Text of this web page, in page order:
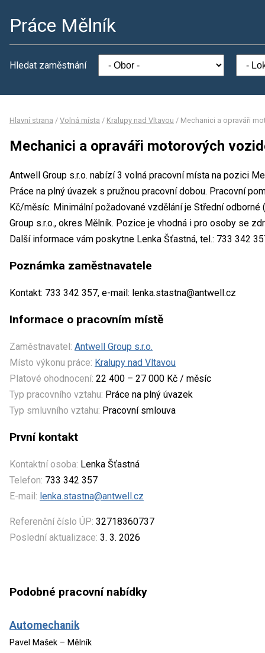
Práce Mělník
Hledat zaměstnání
Hlavní strana / Volná místa / Kralupy nad Vltavou / Mechanici a opraváři
Mechanici a opraváři motorových
Antwell Group s.r.o. nabízí 3 volná pracovní místa na pozici
Práce na plný úvazek s pružnou pracovní dobou. Pracovní
Kč/měsíc. Minimální požadované vzdělání je Střední
Group s.r.o., okres Mělník. Pozice je vhodná i pro osoby se
Další informace vám poskytne Lenka Šťastná, tel.: 733 342
Poznámka zaměstnavatele
Kontakt: 733 342 357, e-mail: lenka.stastna@antwell.cz
Informace o pracovním místě
Zaměstnavatel: Antwell Group s.r.o.
Místo výkonu práce: Kralupy nad Vltavou
Platové ohodnocení: 22 400 – 27 000 Kč / měsíc
Typ pracovního vztahu: Práce na plný úvazek
Typ smluvního vztahu: Pracovní smlouva
První kontakt
Kontaktní osoba: Lenka Šťastná
Telefon: 733 342 357
E-mail: lenka.stastna@antwell.cz
Referenční číslo ÚP: 32718360737
Poslední aktualizace: 3. 3. 2026
Podobné pracovní nabídky
Automechanik
Pavel Mašek – Mělník